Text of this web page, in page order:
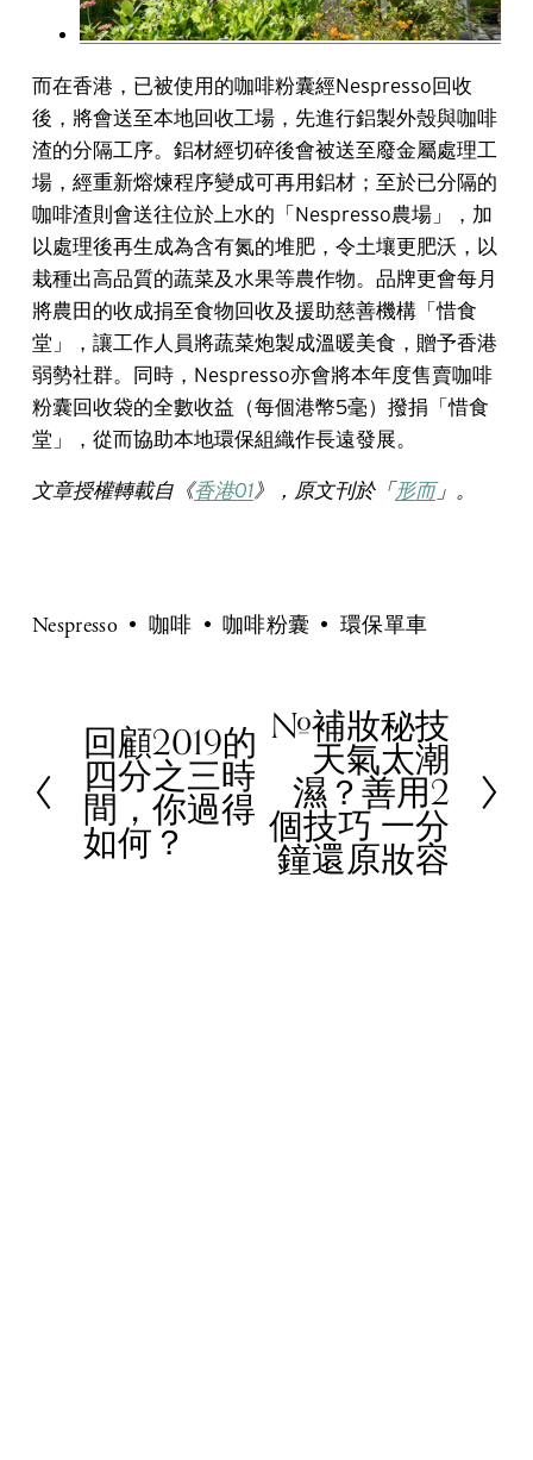
而在香港，已被使用的咖啡粉囊經Nespresso回收
後，將會送至本地回收工場，先進行鋁製外殼與咖啡
渣的分隔工序。鋁材經切碎後會被送至廢金屬處理工
場，經重新熔煉程序變成可再用鋁材；至於已分隔的
咖啡渣則會送往位於上水的「Nespresso農場」，加
以處理後再生成為含有氮的堆肥，令土壤更肥沃，以
栽種出高品質的蔬菜及水果等農作物。品牌更會每月
將農田的收成捐至食物回收及援助慈善機構「惜食
堂」，讓工作人員將蔬菜炮製成溫暖美食，贈予香港
弱勢社群。同時，Nespresso亦會將本年度售賣咖啡
粉囊回收袋的全數收益（每個港幣5毫）撥捐「惜食
堂」，從而協助本地環保組織作長遠發展。
文章授權轉載自《香港01》，原文刊於「 形而」。
Nespresso 咖啡 咖啡粉囊 環保單車
P
e
v
回顧2019的
四分之三時
間，你過得
如何？
N
t
#補妝秘技
天氣太潮
濕？善用2
個技巧 一分
鐘還原妝容